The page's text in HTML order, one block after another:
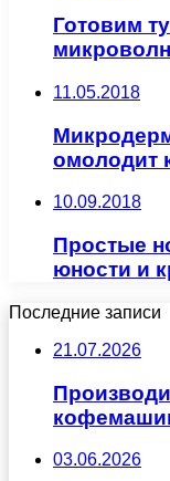
Готовим
11.05.2018
омолодит
10.09.2018
Простые
юности и
Последние записи
21.07.2026
03.06.2026